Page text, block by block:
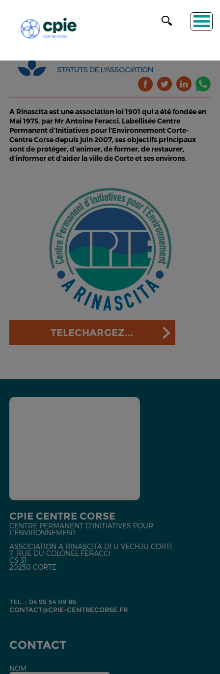
STATUTS DE L'ASSOCIATION
A Rinascita est une association loi 1901 qui a été fondée en
Mai 1975, par Mr Antoine Feracci. Labellisée Centre
Permanent d’Initiatives pour l’Environnement Corte-
Centre Corse depuis juin 2007, ses objectifs principaux
sont de protéger, d’animer, de former, de restaurer,
d’informer et d’aider la ville de Corte et ses environs.
TELECHARGEZ...
CPIE CENTRE CORSE
CENTRE PERMANENT D'INITIATIVES POUR
L'ENVIRONNEMENT
ASSOCIATION A RINASCITA DI U VECHJU CORTI
7, RUE DU COLONEL FERACCI
CS 31
20250 CORTE
TEL. : 04 95 54 09 86
CONTACT@CPIE-CENTRECORSE.FR
CONTACT
NOM